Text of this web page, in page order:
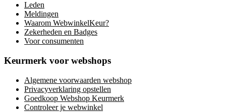
Leden
Meldingen
Waarom WebwinkelKeur?
Zekerheden en Badges
Voor consumenten
Keurmerk voor webshops
Algemene voorwaarden webshop
Privacyverklaring opstellen
Goedkoop Webshop Keurmerk
Controleer je webwinkel